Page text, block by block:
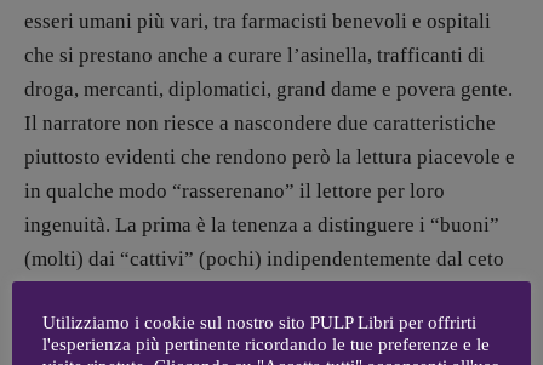
Valentina Marcoli
[valentina.marcoli@gmail.com]
esseri umani più vari, tra farmacisti benevoli e ospitali
che si prestano anche a curare l’asinella, trafficanti di
droga, mercanti, diplomatici, grand dame e povera gente.
Il narratore non riesce a nascondere due caratteristiche
piuttosto evidenti che rendono però la lettura piacevole e
in qualche modo “rasserenano” il lettore per loro
ingenuità. La prima è la tenenza a distinguere i “buoni”
(molti) dai “cattivi” (pochi) indipendentemente dal ceto
appartenenza mentre la seconda è un retaggio coloniale
Utilizziamo i cookie sul nostro sito PULP Libri per offrirti
l'esperienza più pertinente ricordando le tue preferenze e le